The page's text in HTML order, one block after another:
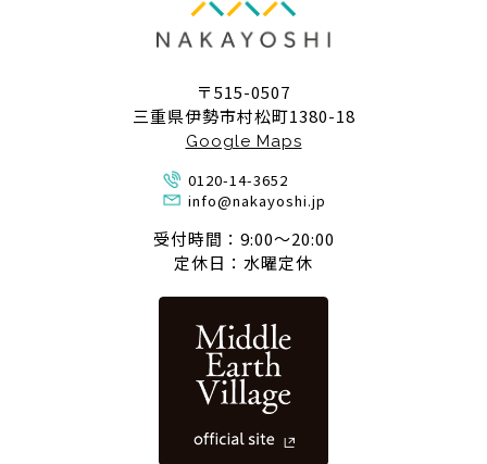
〒515-0507
三重県伊勢市村松町1380-18
Google Maps
0120-14-3652
info@nakayoshi.jp
受付時間：9:00〜20:00
定休日：水曜定休